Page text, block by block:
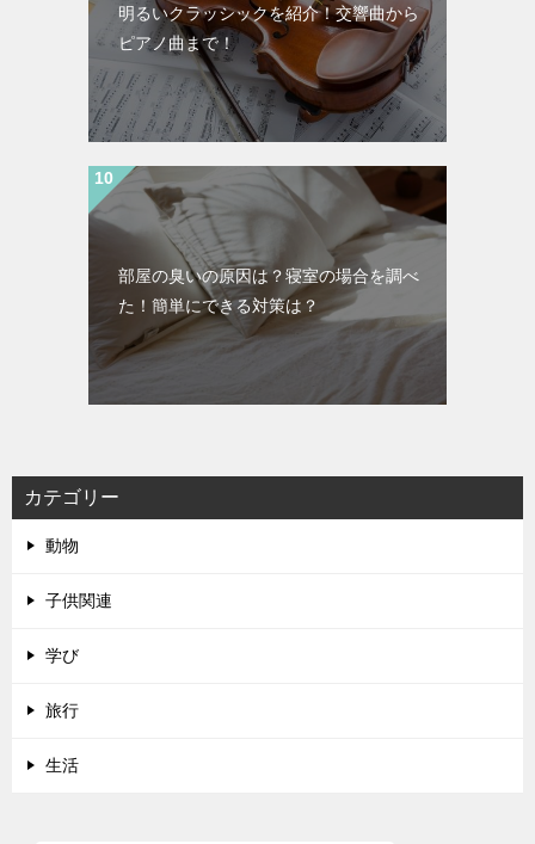
明るいクラッシックを紹介！交響曲から
ピアノ曲まで！
部屋の臭いの原因は？寝室の場合を調べ
た！簡単にできる対策は？
カテゴリー
動物
子供関連
学び
旅行
生活